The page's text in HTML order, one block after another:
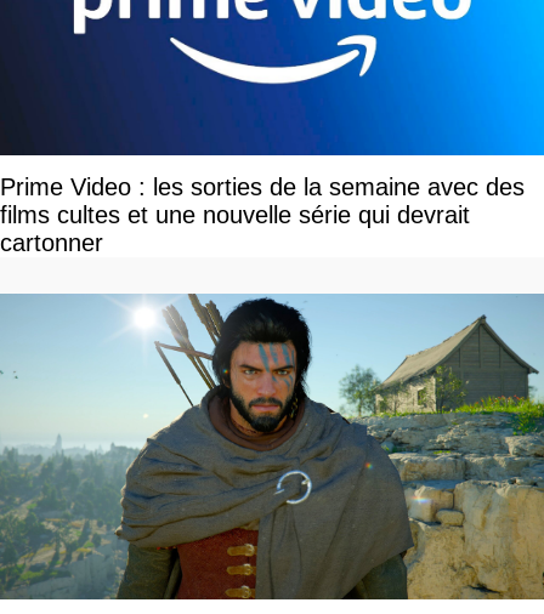
Prime Video : les sorties de la semaine avec des
films cultes et une nouvelle série qui devrait
cartonner